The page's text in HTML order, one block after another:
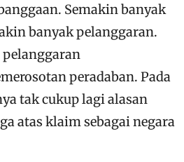
Semakin banyak
banyak pelanggaran.
peradaban. Pada
tak cukup lagi alasan
atas klaim sebagai negara